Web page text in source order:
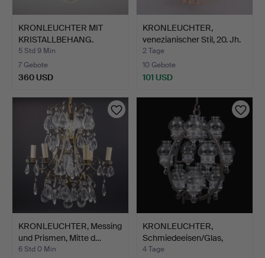
KRONLEUCHTER MIT
KRISTALLBEHANG.
Messingge…
5 Std 9 Min
7 Gebote
360 USD
KRONLEUCHTER,
venezianischer Stil, 20. Jh.
2 Tage
10 Gebote
101 USD
KRONLEUCHTER, Messing
und Prismen, Mitte d…
6 Std 0 Min
KRONLEUCHTER,
Schmiedeeisen/Glas,
1970er J…
4 Tage